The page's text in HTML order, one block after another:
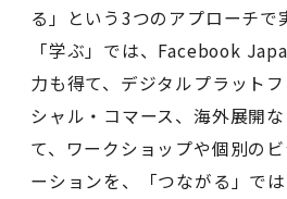
る」という3つのアプローチで
「学ぶ」では、Facebook
力も得て、デジタルプラット
シャル・コマース、海外展開
て、ワークショップや個別の
ーションを、「つながる」で